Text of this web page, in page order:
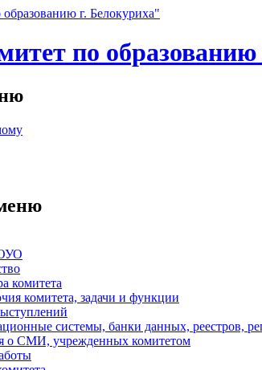
по образованию
комитета
комитета, задачи и функции
системы, банки данных, реестров,
о СМИ, учрежденных комитетом